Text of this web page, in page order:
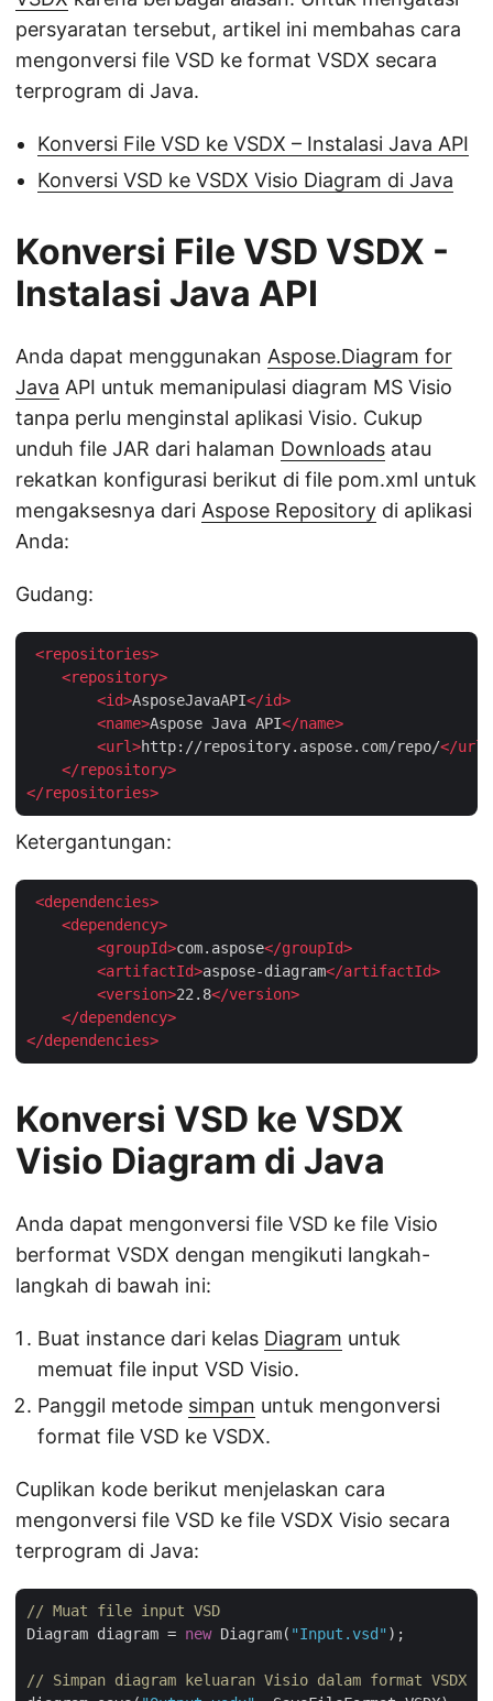
persyaratan tersebut, artikel ini membahas cara
mengonversi file VSD ke format VSDX secara
terprogram di Java.
Konversi File VSD ke VSDX – Instalasi Java API
Konversi VSD ke VSDX Visio Diagram di Java
Konversi File VSD VSDX -
Instalasi Java API
Anda dapat menggunakan Aspose.Diagram for
Java API untuk memanipulasi diagram MS Visio
tanpa perlu menginstal aplikasi Visio. Cukup
unduh file JAR dari halaman Downloads atau
rekatkan konfigurasi berikut di file pom.xml untuk
mengaksesnya dari Aspose Repository di aplikasi
Anda:
Gudang:
<repositories>
<repository>
<id>AsposeJavaAPI</id>
<name>Aspose Java API</name>
<url>http://repository.aspose.com/repo/</url
</repository>
</repositories>
Ketergantungan:
<dependencies>
<dependency>
<groupId>com.aspose</groupId>
<artifactId>aspose-diagram</artifactId>
<version>22.8</version>
</dependency>
</dependencies>
Konversi VSD ke VSDX
Visio Diagram di Java
Anda dapat mengonversi file VSD ke file Visio
berformat VSDX dengan mengikuti langkah-
langkah di bawah ini:
Buat instance dari kelas Diagram untuk
memuat file input VSD Visio.
Panggil metode simpan untuk mengonversi
format file VSD ke VSDX.
Cuplikan kode berikut menjelaskan cara
mengonversi file VSD ke file VSDX Visio secara
terprogram di Java:
// Muat file input VSD
Diagram diagram = new Diagram( "Input.vsd" );
// Simpan diagram keluaran Visio dalam format VSDX